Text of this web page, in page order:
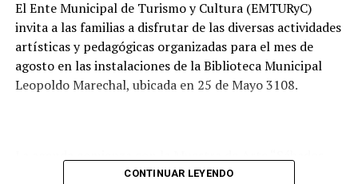
obra.
El Ente Municipal de Turismo y Cultura (EMTURyC)
invita a las familias a disfrutar de las diversas actividades
artísticas y pedagógicas organizadas para el mes de
agosto en las instalaciones de la Biblioteca Municipal
Leopoldo Marechal, ubicada en 25 de Mayo 3108.
Culturales”, a cargo del grupo Cul Mardel, que se podrá
CONTINUAR LEYENDO